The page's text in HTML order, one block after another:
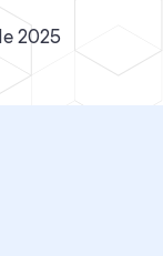
2025